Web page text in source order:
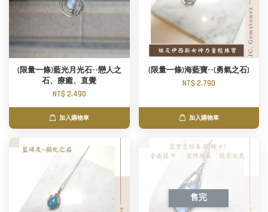
(限量一條)藍光月光石--戀人之
石、療癒、直覺
NT$ 2,490
加入購物車
(限量一條)海藍寶--(勇氣之石)
NT$ 2,790
加入購物車
售完